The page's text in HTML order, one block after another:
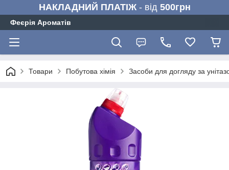
НАКЛАДНИЙ ПЛАТІЖ- від 500грн
Феєрія Ароматів
Товари Побутова хімія Засоби для догляду за